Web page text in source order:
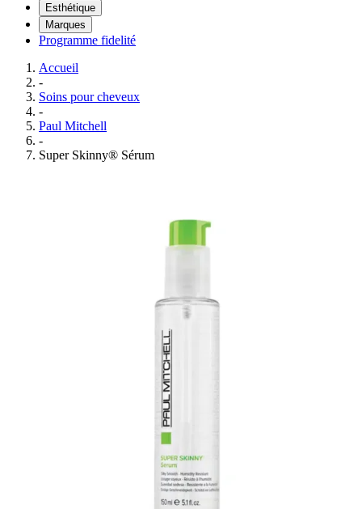
Esthétique
Marques
Programme fidelité
Accueil
-
Soins pour cheveux
-
Paul Mitchell
-
Super Skinny® Sérum